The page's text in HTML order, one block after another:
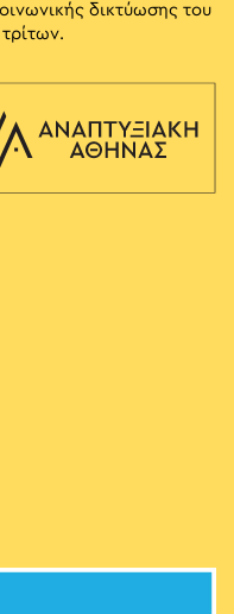
δικτύωσης του